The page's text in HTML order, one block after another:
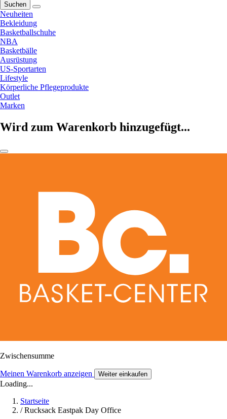
Suchen
Neuheiten
Bekleidung
Basketballschuhe
NBA
Basketbälle
Ausrüstung
US-Sportarten
Lifestyle
Körperliche Pflegeprodukte
Outlet
Marken
Wird zum Warenkorb hinzugefügt...
Zwischensumme
Meinen Warenkorb anzeigen Weiter einkaufen
Loading...
Startseite
/ Rucksack Eastpak Day Office